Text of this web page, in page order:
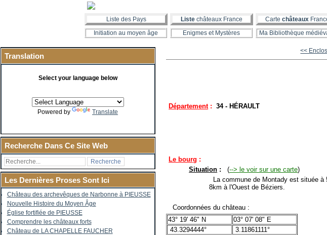
Liste des Pays Liste châteaux France Carte châteaux
Initiation au moyen âge
Enigmes et Mystères Ma Bibliothèque
Translation
Select your language below
Powered by Translate
Recherche Dans Ce Site Web
Les Dernières Proses Sont Ici
Château des archevêques de Narbonne à PIEUSSE
Nouvelle Histoire du Moyen Âge
Église fortifiée de PIEUSSE
Comprendre les châteaux forts
Château de LA CHAPELLE FAUCHER
<<
Département: 34 - HÉRAULT
Le bourg :
Situation : (--> le voir sur une carte)
La commune de Montady est située à
8km à l'Ouest de Béziers.
Coordonnées du château :
43° 19' 46" N
03° 07' 08" E
43.3294444°
3.11861111°